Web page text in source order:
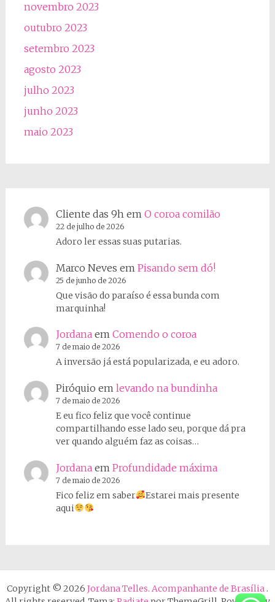
novembro 2023
outubro 2023
setembro 2023
agosto 2023
julho 2023
junho 2023
maio 2023
Cliente das 9hem O coroa comilão
22 de julho de 2026
Adoro ler essas suas putarias.
Marco Neves em Pisando sem dó!
25 de junho de 2026
Que visão do paraíso é essa bunda com
marquinha!
Jordanaem Comendo o coroa
7 de maio de 2026
A inversão já está popularizada, e eu adoro.
Piróquio em levando na bundinha
7 de maio de 2026
E eu fico feliz que você continue
compartilhando esse lado seu, porque dá pra
ver quando alguém faz as coisas…
Jordanaem Profundidade máxima
7 de maio de 2026
Fico feliz em saber
Estarei mais presente
aqui
Copyright © 2026 Jordana Telles. Acompanhante de Brasília .